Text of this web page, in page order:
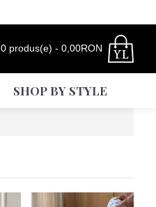
0 produs(e) - 0,00RON
SHOP BY STYLE